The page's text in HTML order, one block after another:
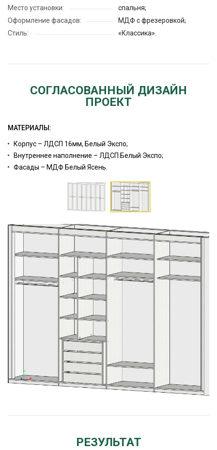
Место установки:
спальня;
Оформление фасадов:
МДФ с фрезеровкой;
Стиль:
«Классика».
СОГЛАСОВАННЫЙ ДИЗАЙН
ПРОЕКТ
МАТЕРИАЛЫ:
Корпус – ЛДСП 16мм, Белый Экспо;
Внутреннее наполнение – ЛДСП Белый Экспо;
Фасады – МДФ Белый Ясень.
РЕЗУЛЬТАТ